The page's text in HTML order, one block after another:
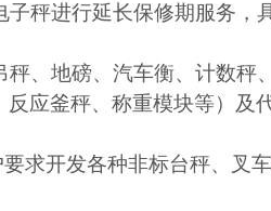
秤进行延长保修期服务，
、地磅、汽车衡、计数秤
应釜秤、称重模块等）及
求开发各种非标台秤、叉